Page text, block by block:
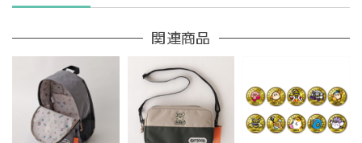
関連商品